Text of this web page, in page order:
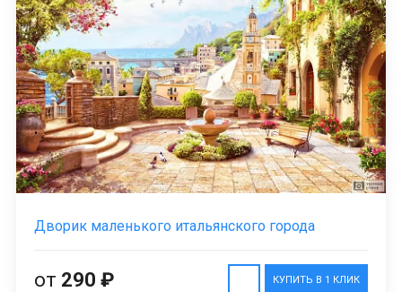
Дворик маленького итальянского города
КУПИТЬ В 1 КЛИК
от 290 ₽